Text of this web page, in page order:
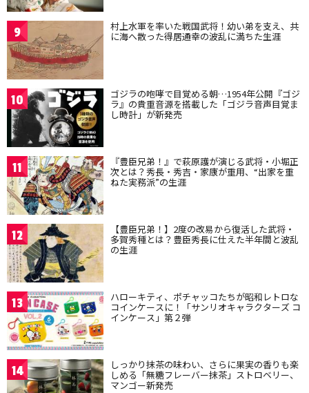
9 村上水軍を率いた戦国武将！幼い弟を支え、共
に海へ散った得居通幸の波乱に満ちた生涯
10 ゴジラの咆哮で目覚める朝…1954年公開『ゴジ
ラ』の貴重音源を搭載した「ゴジラ音声目覚ま
し時計」が新発売
11 『豊臣兄弟！』で萩原護が演じる武将・小堀正
次とは？秀長・秀吉・家康が重用、“出家を重
ねた実務派”の生涯
12 【豊臣兄弟！】2度の改易から復活した武将・
多賀秀種とは？豊臣秀長に仕えた半年間と波乱
の生涯
13 ハローキティ、ポチャッコたちが昭和レトロな
コインケースに！「サンリオキャラクターズ コ
インケース」第２弾
14 しっかり抹茶の味わい、さらに果実の香りも楽
しめる「無糖フレーバー抹茶」ストロベリー、
マンゴー新発売